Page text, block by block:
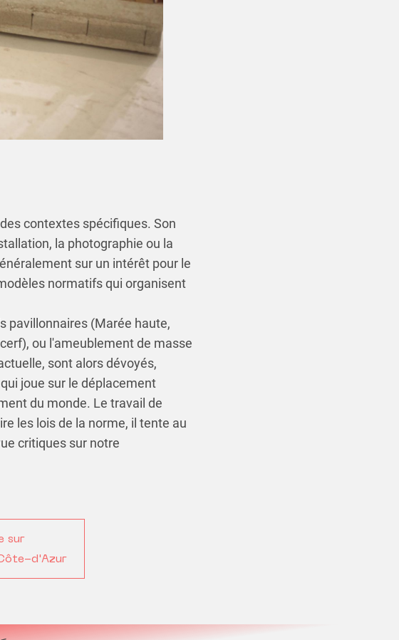
contextes spécifiques. Son
la photographie ou la
sur un intérêt pour le
normatifs qui organisent
pavillonnaires (Marée haute,
ou l'ameublement de masse
sont alors dévoyés,
joue sur le déplacement
du monde. Le travail de
les lois de la norme, il tente au
critiques sur notre
sur
d'Azur